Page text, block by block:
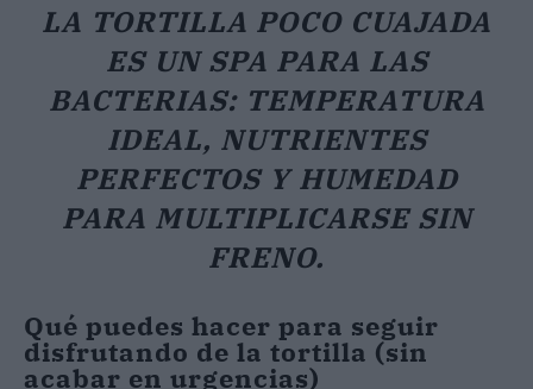
LA TORTILLA POCO CUAJADA
ES UN SPA PARA LAS
BACTERIAS: TEMPERATURA
IDEAL, NUTRIENTES
PERFECTOS Y HUMEDAD
PARA MULTIPLICARSE SIN
FRENO.
Qué puedes hacer para seguir
disfrutando de la tortilla (sin
acabar en urgencias)